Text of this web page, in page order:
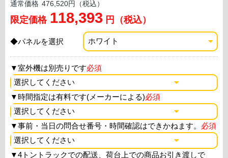
通常価格 476,520円（税込）
限定価格 118,393 円（税込）
◆パネルを選択
▼室外機は別売りです必須
▼時間指定は有料です(メーカーによる)必須
▼事前・当日の問合せ番号・時間確認はできかねます。 必須
▼4トントラックでの配送、荷台上での商品お引き渡しで